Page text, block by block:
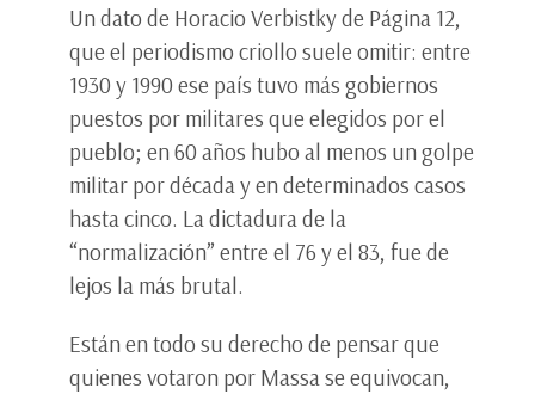
Un dato de Horacio Verbistky de Página 12,
que el periodismo criollo suele omitir: entre
1930 y 1990 ese país tuvo más gobiernos
puestos por militares que elegidos por el
pueblo; en 60 años hubo al menos un golpe
militar por década y en determinados casos
hasta cinco. La dictadura de la
“normalización” entre el 76 y el 83, fue de
lejos la más brutal.
Están en todo su derecho de pensar que
quienes votaron por Massa se equivocan,